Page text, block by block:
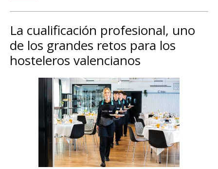
La cualificación profesional, uno
de los grandes retos para los
hosteleros valencianos